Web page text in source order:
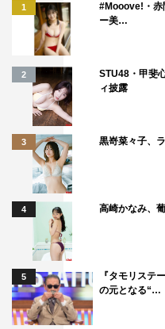
1
#Mooove!・赤
ー美…
2
STU48・甲斐
ィ披露
3 黒嵜菜々子、
4 高崎かなみ、
5
『タモリス
の元となる“…